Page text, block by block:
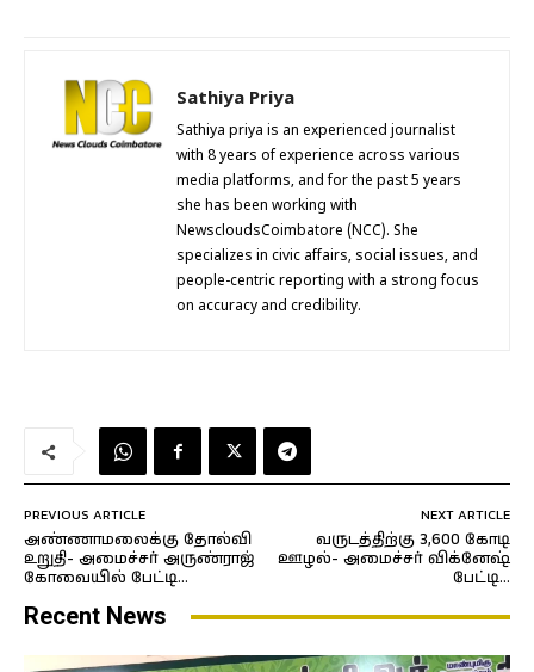
Sathiya Priya
Sathiya priya is an experienced journalist
with 8 years of experience across various
media platforms, and for the past 5 years
she has been working with
NewscloudsCoimbatore (NCC). She
specializes in civic affairs, social issues, and
people-centric reporting with a strong focus
on accuracy and credibility.
PREVIOUS ARTICLE
அண்ணாமலைக்கு தோல்வி
உறுதி- அமைச்சர் அருண்ராஜ்
கோவையில் பேட்டி…
NEXT ARTICLE
வருடத்திற்கு 3,600 கோடி
ஊழல்- அமைச்சர் விக்னேஷ்
பேட்டி…
Recent News